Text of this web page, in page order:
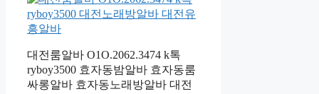
대전룸알바 O1O.2062.3474 k톡
ryboy3500 효자동밤알바 효자동룸
싸롱알바 효자동노래방알바 대전